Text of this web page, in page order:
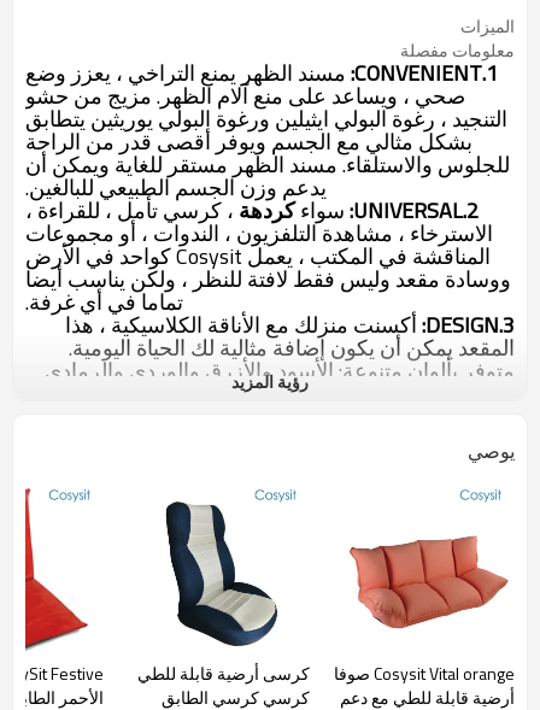
الميزات
معلومات مفصلة
1.CONVENIENT: مسند الظهر يمنع التراخي ، يعزز وضع
صحي ، ويساعد على منع آلام الظهر. مزيج من حشو
التنجيد ، رغوة البولي ايثيلين ورغوة البولي يوريثين يتطابق
بشكل مثالي مع الجسم ويوفر أقصى قدر من الراحة
للجلوس والاستلقاء. مسند الظهر مستقر للغاية ويمكن أن
يدعم وزن الجسم الطبيعي للبالغين.
2.UNIVERSAL: سواءكردهة ، كرسي تأمل ، للقراءة ،
الاسترخاء ، مشاهدة التلفزيون ، الندوات ، أو مجموعات
المناقشة في المكتب ، يعمل Cosysit كواحد في الأرض
ووسادة مقعد وليس فقط لافتة للنظر ، ولكن يناسب أيضا
تماما في أي غرفة.
3.DESIGN: أكسنت منزلك مع الأناقة الكلاسيكية ، هذا
المقعد يمكن أن يكون إضافةمثالية لك الحياة اليومية.
متوفر بألوان متنوعة: الأسود والأزرق والوردي والرمادي
الحجم:
المادة: مدرب أنبوب الصلب قوي ）
رغوة الكثافة
استخدام ل:غرفة المعيشة
تفاصيل التغليف: 1 جهاز كمبيوتر / كيس بولي ، ثم 2 جهاز
كمبيوتر شخصى في 5 طبقة كرتون التصدير البني
اختيار لون / شعار الطباعة: المتاحة
رؤية المزيد
يوصي
Cosysit Vital orange صوفا
أرضية قابلة للطي مع دعم
كرسى أرضية قابلة للطي
كرسي كرسي الطابق
الأحمر